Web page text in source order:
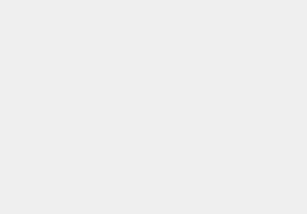
не понимают) и по указателю идти к